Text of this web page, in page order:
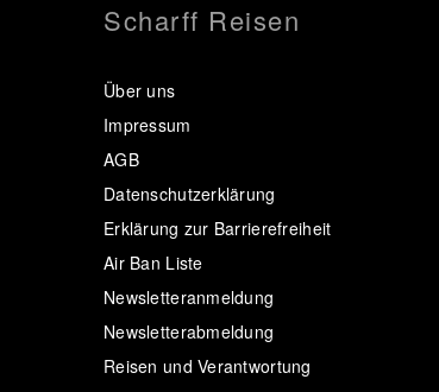
Scharff Reisen
Über uns
Impressum
AGB
Datenschutzerklärung
Erklärung zur Barrierefreiheit
Air Ban Liste
Newsletteranmeldung
Newsletterabmeldung
Reisen und Verantwortung